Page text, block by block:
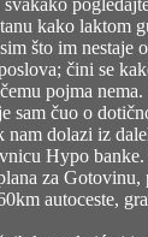
kako laktom
što im nestaje
čini se
pojma
sam čuo o
nam dolazi iz
Hypo
za
autoceste,